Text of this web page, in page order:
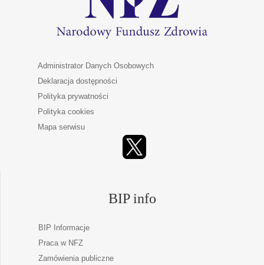
Administrator Danych Osobowych
Deklaracja dostępności
Polityka prywatności
Polityka cookies
Mapa serwisu
BIP info
BIP Informacje
Praca w NFZ
Zamówienia publiczne